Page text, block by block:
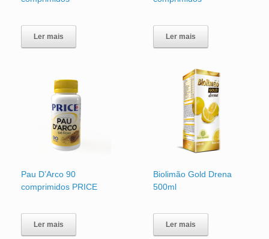
Ler mais Ler mais
Pau D’Arco 90
comprimidos PRICE
Ler mais
Biolimão Gold Drena
500ml
Ler mais